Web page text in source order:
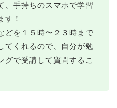
、手持ちのスマホで学習
す！
どを１５時〜２３時まで
てくれるので、自分が勉
グで受講して質問するこ